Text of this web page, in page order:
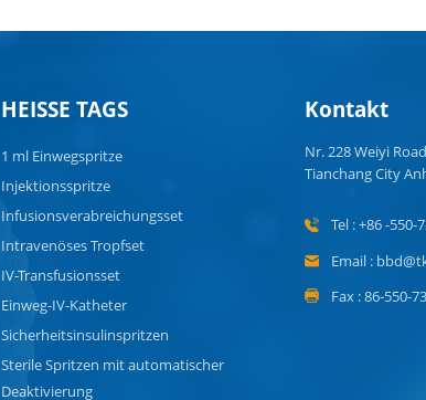
HEISSE TAGS
1 ml Einwegspritze
Injektionsspritze
Infusionsverabreichungsset
Intravenöses Tropfset
IV-Transfusionsset
Einweg-IV-Katheter
Sicherheitsinsulinspritzen
Sterile Spritzen mit automatischer
Deaktivierung
Kontakt
Nr. 228 Weiyi
Tianchang City
Tel : +86 -550-
Email :
Fax : 86-550-